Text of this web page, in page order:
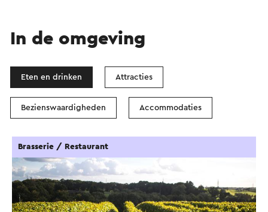
In de omgeving
Eten en drinken Attracties
Bezienswaardigheden Accommodaties
Brasserie / Restaurant